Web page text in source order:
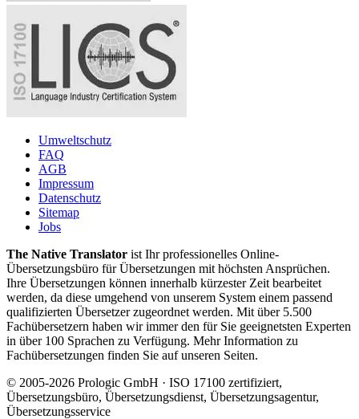
Umweltschutz
FAQ
AGB
Impressum
Datenschutz
Sitemap
Jobs
The Native Translator ist Ihr professionelles Online-
Übersetzungsbüro für Übersetzungen mit höchsten Ansprüchen.
Ihre Übersetzungen können innerhalb kürzester Zeit bearbeitet
werden, da diese umgehend von unserem System einem passend
qualifizierten Übersetzer zugeordnet werden. Mit über 5.500
Fachübersetzern haben wir immer den für Sie geeignetsten Experten
in über 100 Sprachen zu Verfügung. Mehr Information zu
Fachübersetzungen finden Sie auf unseren Seiten.
© 2005-2026 Prologic GmbH · ISO 17100 zertifiziert,
Übersetzungsbüro, Übersetzungsdienst, Übersetzungsagentur,
Übersetzungsservice